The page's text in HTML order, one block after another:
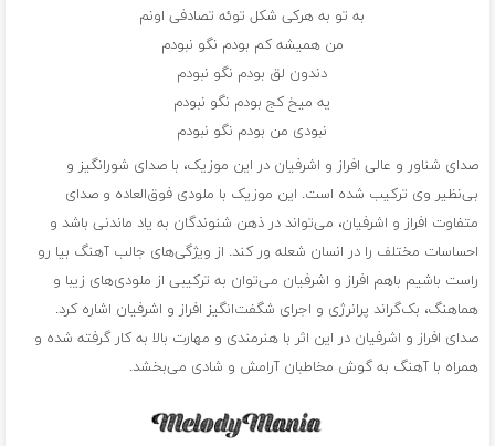
به تو به هرکی شکل توئه تصادفی اونم
من همیشه کم بودم نگو نبودم
دندون لق بودم نگو نبودم
یه میخ کج بودم نگو نبودم
نبودی من بودم نگو نبودم
صدای شناور و عالی افراز و اشرفیان در این موزیک، با صدای شورانگیز و
بی‌نظیر وی ترکیب شده است. این موزیک با ملودی فوق‌العاده و صدای
متفاوت افراز و اشرفیان، می‌تواند در ذهن شنوندگان به یاد ماندنی باشد و
احساسات مختلف را در انسان شعله ور کند. از ویژگی‌های جالب آهنگ بیا رو
راست باشیم باهم افراز و اشرفیان می‌توان به ترکیبی از ملودی‌های زیبا و
هماهنگ، بک‌گراند پرانرژی و اجرای شگفت‌انگیز افراز و اشرفیان اشاره کرد.
صدای افراز و اشرفیان در این اثر با هنرمندی و مهارت بالا به کار گرفته شده و
همراه با آهنگ به گوش مخاطبان آرامش و شادی می‌بخشد.